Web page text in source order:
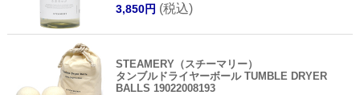
3,850円 (税込)
STEAMERY（スチーマリー）
タンブルドライヤーボール TUMBLE DRYER
BALLS 19022008193